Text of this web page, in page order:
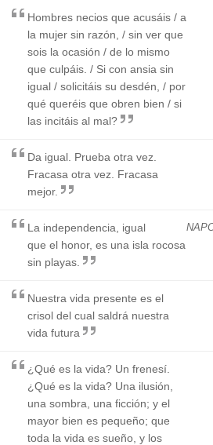
Hombres necios que acusáis / a
la mujer sin razón, / sin ver que
sois la ocasión / de lo mismo
que culpáis. / Si con ansia sin
igual / solicitáis su desdén, / por
qué queréis que obren bien / si
las incitáis al mal?
Da igual. Prueba otra vez.
Fracasa otra vez. Fracasa
mejor.
La independencia, igual
que el honor, es una isla rocosa
sin playas.
Nuestra vida presente es el
crisol del cual saldrá nuestra
vida futura
¿Qué es la vida? Un frenesí.
¿Qué es la vida? Una ilusión,
una sombra, una ficción; y el
mayor bien es pequeño; que
toda la vida es sueño, y los